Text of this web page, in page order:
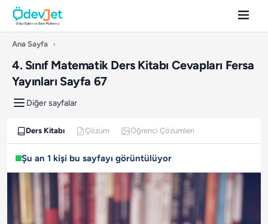
Ana Sayfa ›
4. Sınıf Matematik Ders Kitabı Cevapları Fersa
Yayınları Sayfa 67
Diğer sayfalar
Ders Kitabı Çözüm Öğrenci Çözümleri
Şu an 1 kişi bu sayfayı görüntülüyor